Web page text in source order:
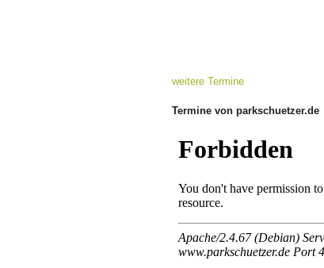
weitere Termine
Termine von parkschuetzer.de